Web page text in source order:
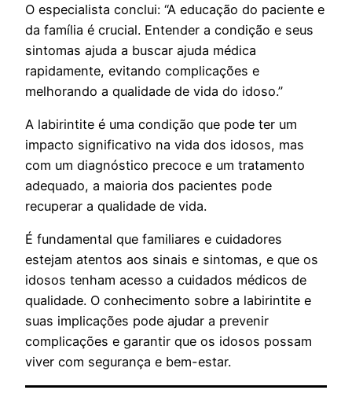
O especialista conclui: “A educação do paciente e
da família é crucial. Entender a condição e seus
sintomas ajuda a buscar ajuda médica
rapidamente, evitando complicações e
melhorando a qualidade de vida do idoso.”
A labirintite é uma condição que pode ter um
impacto significativo na vida dos idosos, mas
com um diagnóstico precoce e um tratamento
adequado, a maioria dos pacientes pode
recuperar a qualidade de vida.
É fundamental que familiares e cuidadores
estejam atentos aos sinais e sintomas, e que os
idosos tenham acesso a cuidados médicos de
qualidade. O conhecimento sobre a labirintite e
suas implicações pode ajudar a prevenir
complicações e garantir que os idosos possam
viver com segurança e bem-estar.